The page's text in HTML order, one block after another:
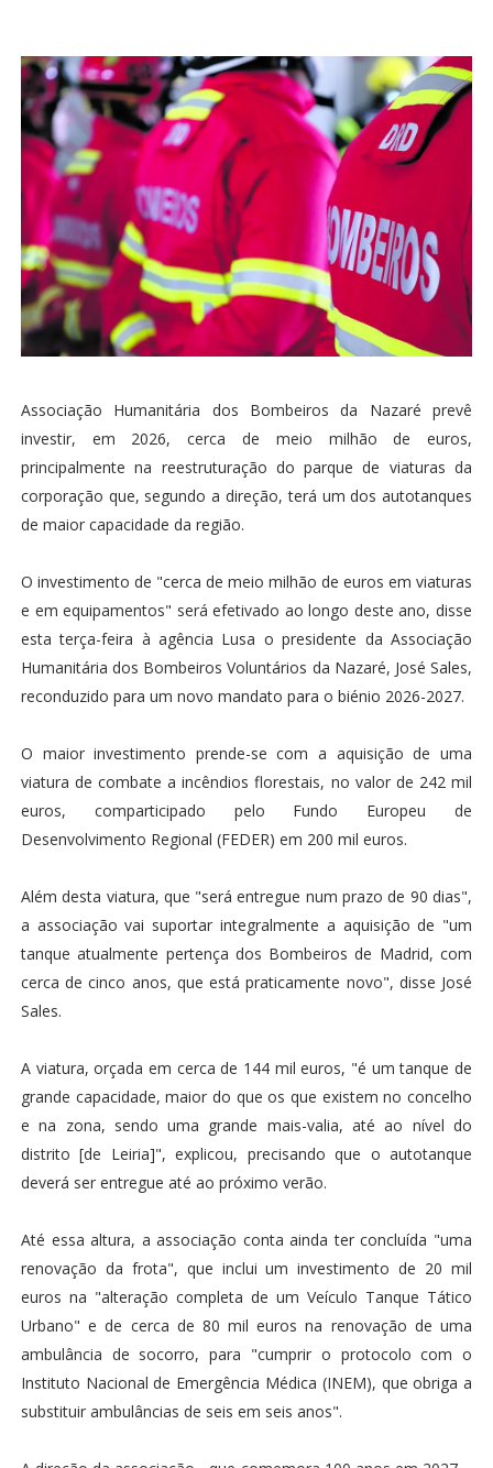
Associação Humanitária dos Bombeiros da Nazaré prevê
investir, em 2026, cerca de meio milhão de euros,
principalmente na reestruturação do parque de viaturas da
corporação que, segundo a direção, terá um dos autotanques
de maior capacidade da região.
O investimento de "cerca de meio milhão de euros em viaturas
e em equipamentos" será efetivado ao longo deste ano, disse
esta terça-feira à agência Lusa o presidente da Associação
Humanitária dos Bombeiros Voluntários da Nazaré, José Sales,
reconduzido para um novo mandato para o biénio 2026-2027.
O maior investimento prende-se com a aquisição de uma
viatura de combate a incêndios florestais, no valor de 242 mil
euros, comparticipado pelo Fundo Europeu de
Desenvolvimento Regional (FEDER) em 200 mil euros.
Além desta viatura, que "será entregue num prazo de 90 dias",
a associação vai suportar integralmente a aquisição de "um
tanque atualmente pertença dos Bombeiros de Madrid, com
cerca de cinco anos, que está praticamente novo", disse José
Sales.
A viatura, orçada em cerca de 144 mil euros, "é um tanque de
grande capacidade, maior do que os que existem no concelho
e na zona, sendo uma grande mais-valia, até ao nível do
distrito [de Leiria]", explicou, precisando que o autotanque
deverá ser entregue até ao próximo verão.
Até essa altura, a associação conta ainda ter concluída "uma
renovação da frota", que inclui um investimento de 20 mil
euros na "alteração completa de um Veículo Tanque Tático
Urbano" e de cerca de 80 mil euros na renovação de uma
ambulância de socorro, para "cumprir o protocolo com o
Instituto Nacional de Emergência Médica (INEM), que obriga a
substituir ambulâncias de seis em seis anos".